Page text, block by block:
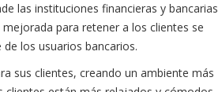
las instituciones financieras y bancarias
para retener a los clientes se
los usuarios bancarios.
sus clientes, creando un ambiente más